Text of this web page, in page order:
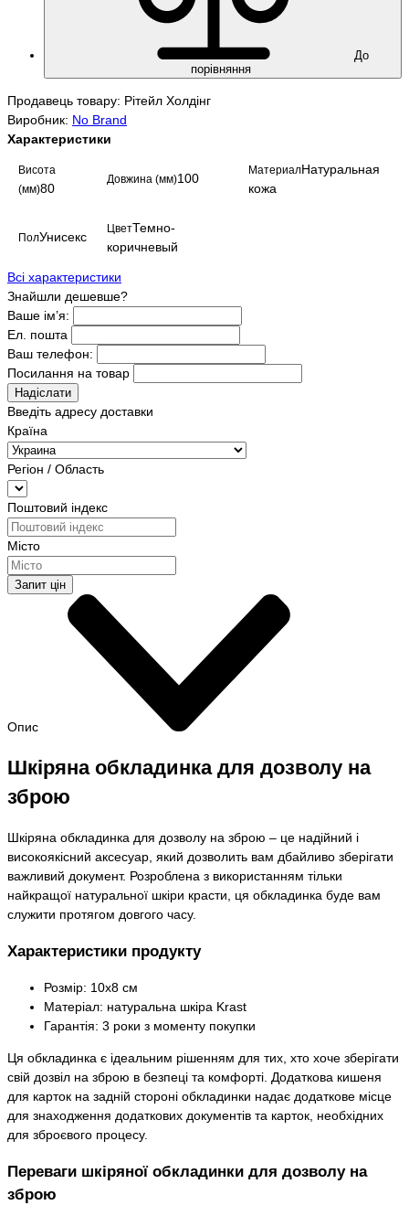
До
порівняння
Продавець товару: Рітейл Холдінг
Виробник: No Brand
Характеристики
Висота
(мм)80
Довжина (мм)100
МатериалНатуральная
кожа
ПолУнисекс
ЦветТемно-
коричневый
Всі характеристики
Знайшли дешевше?
Ваше ім’я:
Ел. пошта
Ваш телефон:
Посилання на товар
Надіслати
Введіть адресу доставки
Країна
Регіон / Область
Поштовий індекс
Місто
Запит цін
Опис
Шкіряна обкладинка для дозволу на
зброю
Шкіряна обкладинка для дозволу на зброю – це надійний і
високоякісний аксесуар, який дозволить вам дбайливо зберігати
важливий документ. Розроблена з використанням тільки
найкращої натуральної шкіри красти, ця обкладинка буде вам
служити протягом довгого часу.
Характеристики продукту
Розмір: 10х8 см
Матеріал: натуральна шкіра Krast
Гарантія: 3 роки з моменту покупки
Ця обкладинка є ідеальним рішенням для тих, хто хоче зберігати
свій дозвіл на зброю в безпеці та комфорті. Додаткова кишеня
для карток на задній стороні обкладинки надає додаткове місце
для знаходження додаткових документів та карток, необхідних
для зброєвого процесу.
Переваги шкіряної обкладинки для дозволу на
зброю